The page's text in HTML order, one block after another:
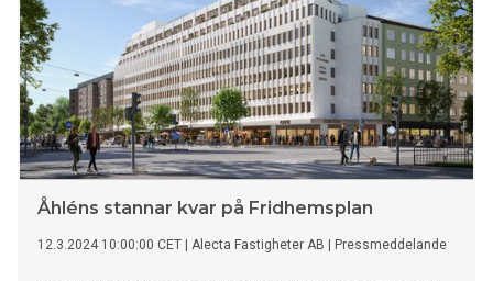
Åhléns stannar kvar på Fridhemsplan
12.3.2024 10:00:00 CET Alecta Fastigheter AB Pressmeddelande